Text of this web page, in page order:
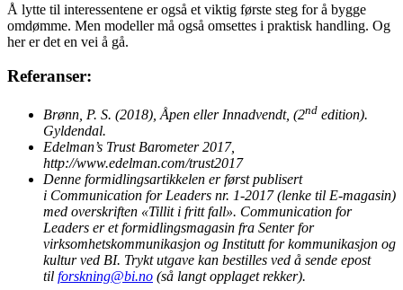
Å lytte til interessentene er også et viktig første steg for å bygge
omdømme. Men modeller må også omsettes i praktisk handling. Og
her er det en vei å gå.
Referanser:
Brønn, P. S. (2018), Åpen eller Innadvendt, (2nd edition).
Gyldendal.
Edelman’s Trust Barometer 2017,
http://www.edelman.com/trust2017
Denne formidlingsartikkelen er først publisert
i Communication for Leaders nr. 1-2017 (lenke til E-magasin)
med overskriften «Tillit i fritt fall». Communication for
Leaders er et formidlingsmagasin fra Senter for
virksomhetskommunikasjon og Institutt for kommunikasjon og
kultur ved BI. Trykt utgave kan bestilles ved å sende epost
til forskning@bi.no (så langt opplaget rekker).